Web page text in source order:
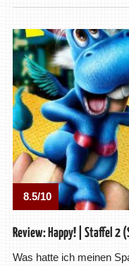
8.5/10
Review: Happy! | Staffel 2
Was hatte ich meinen